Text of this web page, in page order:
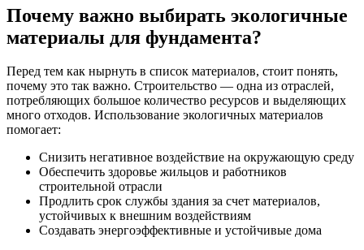
Почему важно выбирать экологичные
материалы для фундамента?
Перед тем как нырнуть в список материалов, стоит понять,
почему это так важно. Строительство — одна из отраслей,
потребляющих большое количество ресурсов и выделяющих
много отходов. Использование экологичных материалов
помогает:
Снизить негативное воздействие на окружающую среду
Обеспечить здоровье жильцов и работников
строительной отрасли
Продлить срок службы здания за счет материалов,
устойчивых к внешним воздействиям
Создавать энергоэффективные и устойчивые дома